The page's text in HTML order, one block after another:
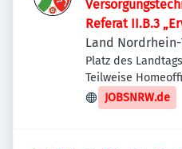
Referat II.B.3
Land
Platz des
Deutschland
Teilweise
JOBSNRW.de